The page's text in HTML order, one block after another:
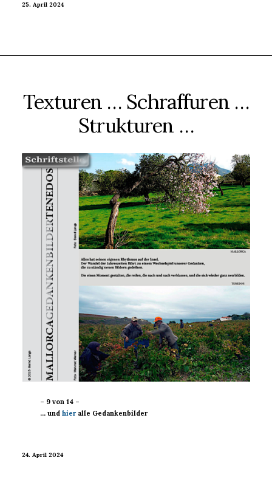
25. April 2024
Texturen … Schraffuren …
Strukturen …
– 9 von 14 –
… undhier alle Gedankenbilder
24. April 2024